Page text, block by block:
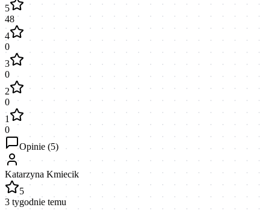
5
48
4
0
3
0
2
0
1
0
Opinie (5)
Katarzyna Kmiecik
5
3 tygodnie temu